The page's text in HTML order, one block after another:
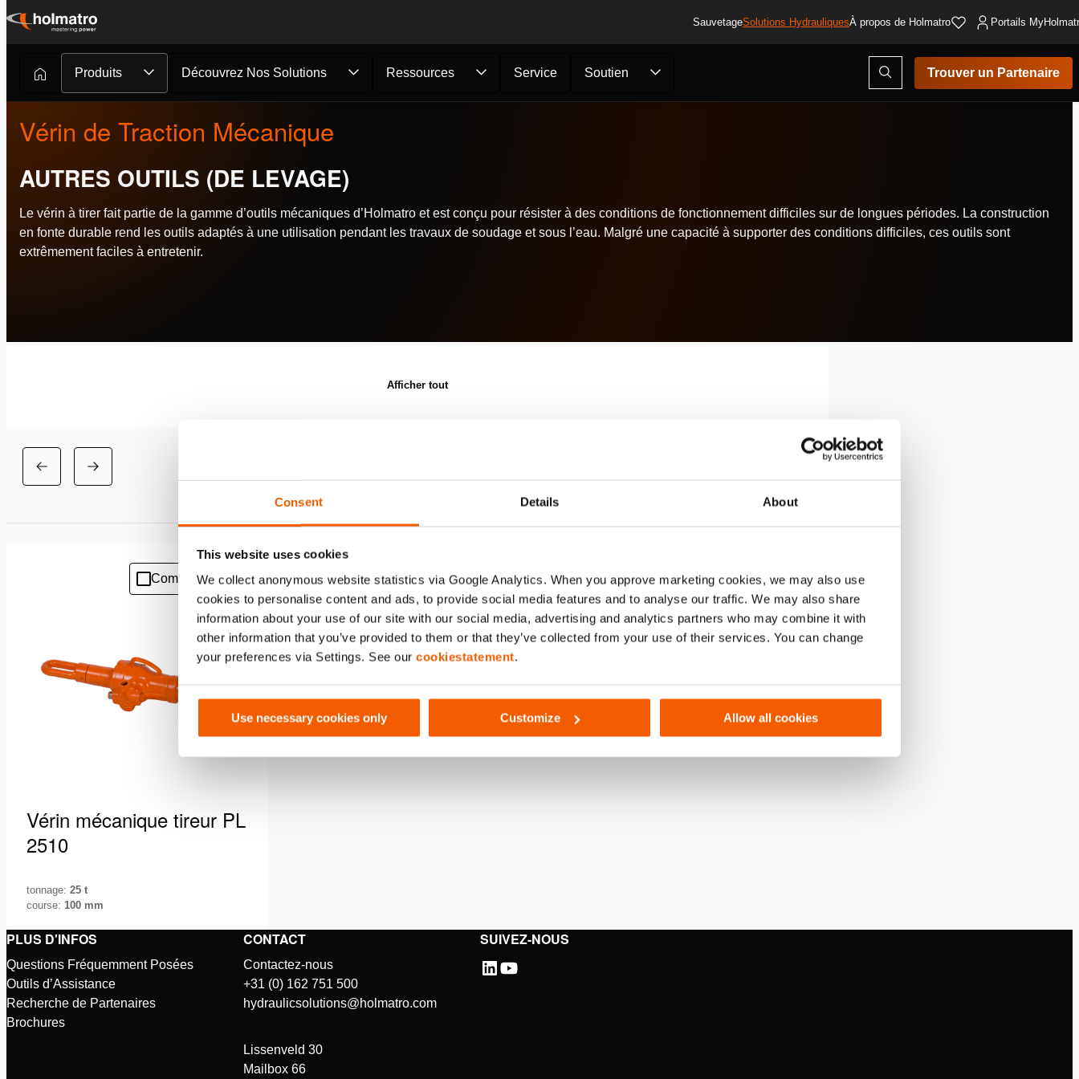
Consent Details About
This website uses cookies
We collect anonymous website statistics via Google Analytics. When you approve marketing cookies, we may also use
cookies to personalise content and ads, to provide social media features and to analyse our traffic. We may also share
information about your use of our site with our social media, advertising and analytics partners who may combine it with
other information that you’ve provided to them or that they’ve collected from your use of their services. You can change
your preferences via Settings. See our cookiestatement.
Use necessary cookies only Customize Allow all cookies
Passer
contenu
SauvetageSolutions HydrauliquesÀ propos de Holmatro Portails
Produits Découvrez Nos Solutions Ressources Service Soutien
Ouvrir
la
fenêtre
de
Trouver un Partenaire
Vérin de Traction Mécanique
AUTRES OUTILS (DE LEVAGE)
Le vérin à tirer fait partie de la gamme d’outils mécaniques d’Holmatro et est conçu pour résister à des conditions de fonctionnement difficiles sur de longues périodes. La construction
en fonte durable rend les outils adaptés à une utilisation pendant les travaux de soudage et sous l’eau. Malgré une capacité à supporter des conditions difficiles, ces outils sont
extrêmement faciles à entretenir.
Afficher tout
Affichage du résultat unique Default
Comparer
Ajouter
à
la
liste
de
souhaits
Vérin mécanique tireur PL
2510
tonnage: 25 t
course: 100 mm
Le vérin à tirer fait partie de la gamme
conçu pour résister à des conditions …
Voir les détails
SUIVEZ-NOUS
PLUS D'INFOS
Questions Fréquemment Posées
Outils d’Assistance
Recherche de Partenaires
Brochures
CONTACT
Contactez-nous
+31 (0) 162 751 500
hydraulicsolutions@holmatro.com
Lissenveld 30
Mailbox 66